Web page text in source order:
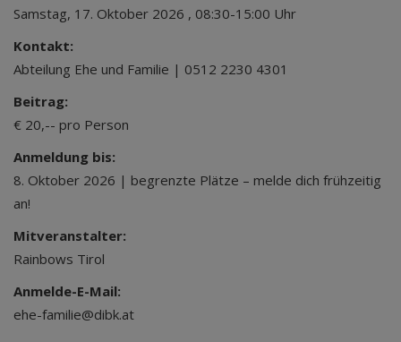
Samstag, 17. Oktober 2026 , 08:30-15:00 Uhr
Kontakt:
Abteilung Ehe und Familie | 0512 2230 4301
Beitrag:
€ 20,-- pro Person
Anmeldung bis:
8. Oktober 2026 | begrenzte Plätze – melde dich frühzeitig
an!
Mitveranstalter:
Rainbows Tirol
Anmelde-E-Mail:
ehe-familie@dibk.at